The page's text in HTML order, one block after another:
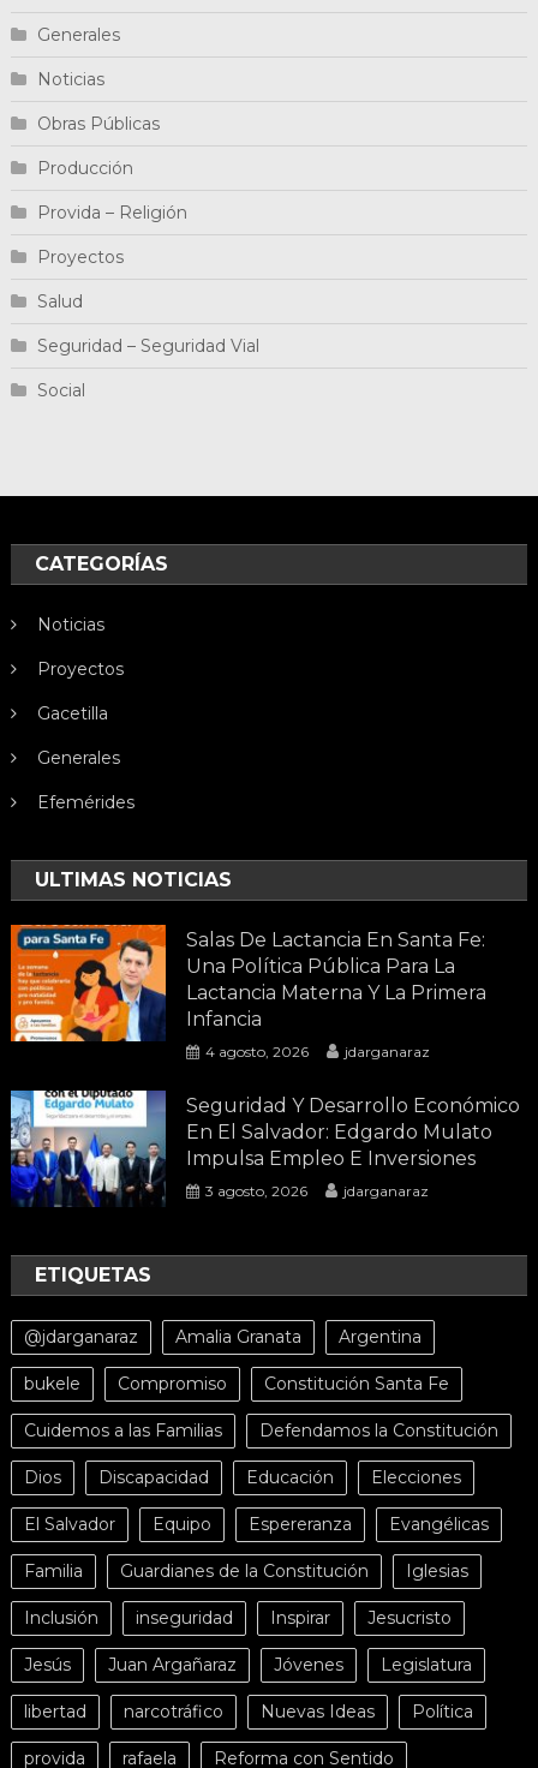
Generales
Noticias
Obras Públicas
Producción
Provida – Religión
Proyectos
Salud
Seguridad – Seguridad Vial
Social
CATEGORÍAS
Noticias
Proyectos
Gacetilla
Generales
Efemérides
ULTIMAS NOTICIAS
Salas De Lactancia En Santa Fe:
Una Política Pública Para La
Lactancia Materna Y La Primera
Infancia
4 agosto, 2026 jdarganaraz
Seguridad Y Desarrollo Económico
En El Salvador: Edgardo Mulato
Impulsa Empleo E Inversiones
3 agosto, 2026 jdarganaraz
ETIQUETAS
@jdarganaraz Amalia Granata Argentina
bukele Compromiso Constitución Santa Fe
Cuidemos a las Familias Defendamos la Constitución
Dios Discapacidad Educación Elecciones
El Salvador Equipo Espereranza Evangélicas
Familia Guardianes de la Constitución Iglesias
Inclusión inseguridad Inspirar Jesucristo
Jesús Juan Argañaraz Jóvenes Legislatura
libertad narcotráfico Nuevas Ideas Política
provida rafaela Reforma con Sentido